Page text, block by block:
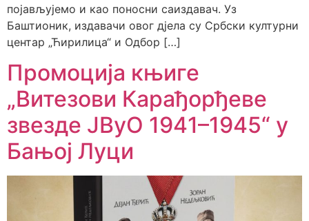
појављујемо и као поносни саиздавач. Уз
Баштионик, издавачи овог дјела су Србски културни
центар „Ћирилица“ и Одбор […]
Промоција књиге
„Витезови Карађорђеве
звезде ЈВуО 1941–1945“ у
Бањој Луци